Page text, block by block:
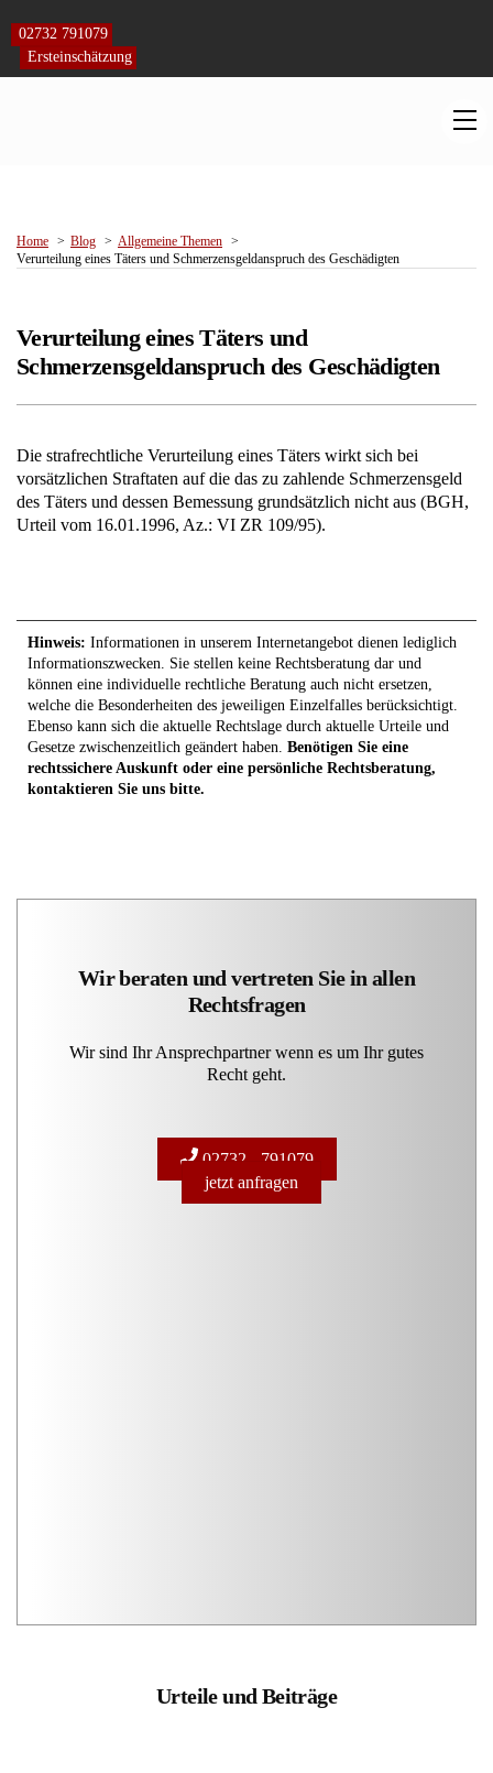
content
02732 791079
Ersteinschätzung
Home Blog
Allgemeine Themen
Verurteilung eines Täters und Schmerzensgeldanspruch des Geschädigten
Verurteilung eines Täters und
Schmerzensgeldanspruch des Geschädigten
Die strafrechtliche Verurteilung eines Täters wirkt sich bei
vorsätzlichen Straftaten auf die das zu zahlende Schmerzensgeld
des Täters und dessen Bemessung grundsätzlich nicht aus (BGH,
Urteil vom 16.01.1996, Az.: VI ZR 109/95).
Hinweis: Informationen in unserem Internetangebot dienen lediglich
Informationszwecken. Sie stellen keine Rechtsberatung dar und
können eine individuelle rechtliche Beratung auch nicht ersetzen,
welche die Besonderheiten des jeweiligen Einzelfalles berücksichtigt.
Ebenso kann sich die aktuelle Rechtslage durch aktuelle Urteile und
Gesetze zwischenzeitlich geändert haben. Benötigen Sie eine
rechtssichere Auskunft oder eine persönliche Rechtsberatung,
kontaktieren Sie uns bitte.
Wir beraten und vertreten Sie in allen
Rechtsfragen
Wir sind Ihr Ansprechpartner wenn es um Ihr gutes
Recht geht.
02732 - 791079
jetzt anfragen
Urteile und Beiträge